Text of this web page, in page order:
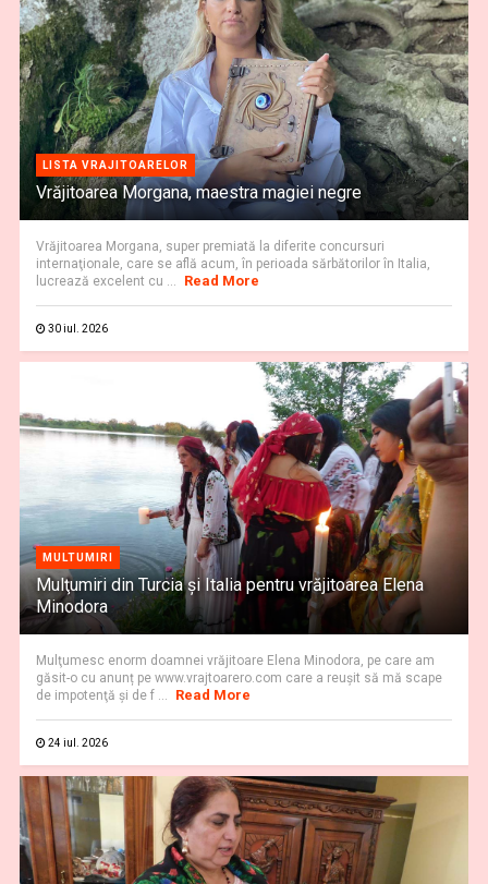
LISTA VRAJITOARELOR
Vrăjitoarea Morgana, maestra magiei negre
Vrăjitoarea Morgana, super premiată la diferite concursuri
internaţionale, care se află acum, în perioada sărbătorilor în Italia,
lucrează excelent cu ...
Read More
30 iul. 2026
MULTUMIRI
Mulţumiri din Turcia și Italia pentru vrăjitoarea Elena
Minodora
Mulţumesc enorm doamnei vrăjitoare Elena Minodora, pe care am
găsit-o cu anunț pe www.vrajtoarero.com care a reuşit să mă scape
de impotenţă şi de f ...
Read More
24 iul. 2026